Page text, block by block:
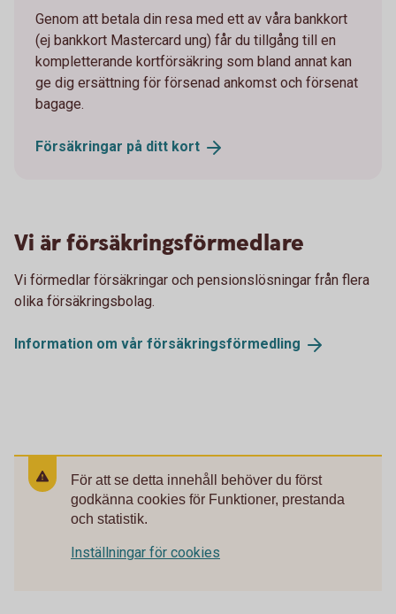
Genom att betala din resa med ett av våra bankkort
(ej bankkort Mastercard ung) får du tillgång till en
kompletterande kortförsäkring som bland annat kan
ge dig ersättning för försenad ankomst och försenat
bagage.
Försäkringar på ditt kort
Vi är försäkringsförmedlare
Vi förmedlar försäkringar och pensionslösningar från flera
olika försäkringsbolag.
Information om vår försäkringsförmedling
För att se detta innehåll behöver du först
godkänna cookies för Funktioner, prestanda
och statistik.
Inställningar för cookies